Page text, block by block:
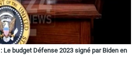
Le budget Défense 2023 signé par Biden en